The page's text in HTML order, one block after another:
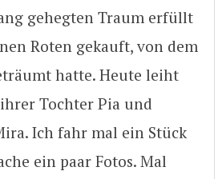
gehegten Traum erfüllt
Roten gekauft, von dem
hatte. Heute leiht
Tochter Pia und
Ich fahr mal ein Stück
ein paar Fotos. Mal